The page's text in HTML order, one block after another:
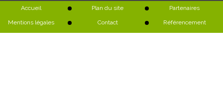
Accueil Plan du site Partenaires
Mentions légales Contact Référencement